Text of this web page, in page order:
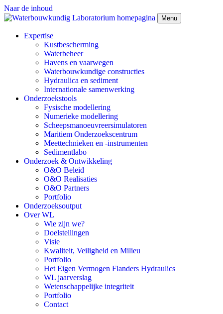
Naar de inhoud
Menu
Expertise
Kustbescherming
Waterbeheer
Havens en vaarwegen
Waterbouwkundige constructies
Hydraulica en sediment
Internationale samenwerking
Onderzoekstools
Fysische modellering
Numerieke modellering
Scheepsmanoeuvreersimulatoren
Maritiem Onderzoekscentrum
Meettechnieken en -instrumenten
Sedimentlabo
Onderzoek & Ontwikkeling
O&O Beleid
O&O Realisaties
O&O Partners
Portfolio
Onderzoeksoutput
Over WL
Wie zijn we?
Doelstellingen
Visie
Kwaliteit, Veiligheid en Milieu
Portfolio
Het Eigen Vermogen Flanders Hydraulics
WL jaarverslag
Wetenschappelijke integriteit
Portfolio
Contact